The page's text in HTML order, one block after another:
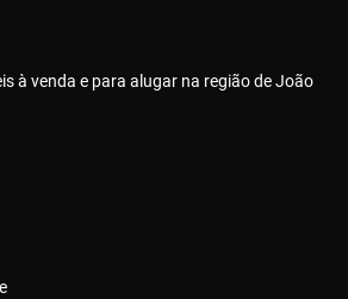
à venda e para alugar na região de João